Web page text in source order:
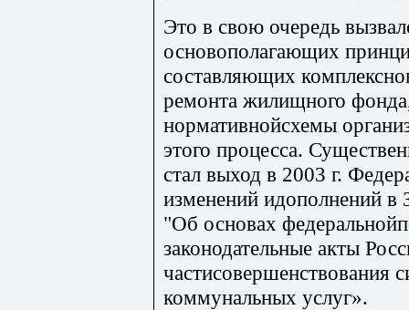
Это в свою очередь
основополагающих
составляющих
ремонта жилищного
нормативнойсхемы
этого процесса.
стал выход в 2003 г.
изменений идополнений в
"Об основах
законодательные акты
частисовершенствования
коммунальных услуг».